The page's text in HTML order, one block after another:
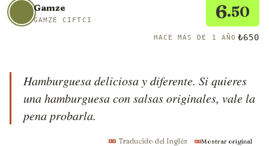
Gamze
GAMZE CIFTCI 6.50
HACE MÁS DE 1 AÑO ₺650
Hamburguesa deliciosa y diferente. Si quieres
una hamburguesa con salsas originales, vale la
pena probarla.
Traducido del Inglés Mostrar original